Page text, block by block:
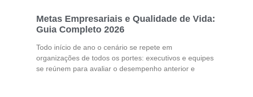
Metas Empresariais e Qualidade de Vida:
Guia Completo 2026
Todo início de ano o cenário se repete em
organizações de todos os portes: executivos e equipes
se reúnem para avaliar o desempenho anterior e